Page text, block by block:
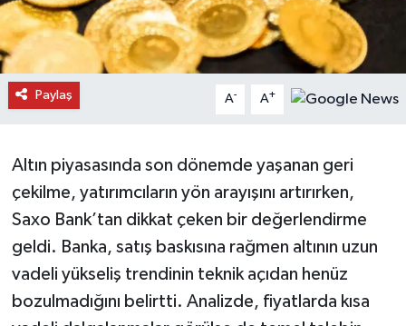
Paylaş A- A+
Altın piyasasında son dönemde yaşanan geri
çekilme, yatırımcıların yön arayışını artırırken,
Saxo Bank’tan dikkat çeken bir değerlendirme
geldi. Banka, satış baskısına rağmen altının uzun
vadeli yükseliş trendinin teknik açıdan henüz
bozulmadığını belirtti. Analizde, fiyatlarda kısa
İhsangazi Haberleri
İnebolu Haberleri
Küre Haberleri
Pınarbaşı Haberleri
Şenpazar Haberleri
Seydiler Haberleri